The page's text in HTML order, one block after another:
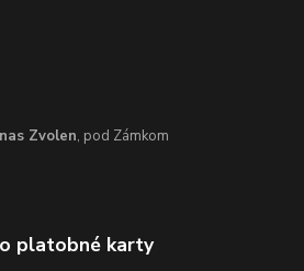
Zvolen, pod Zámkom
platobné karty